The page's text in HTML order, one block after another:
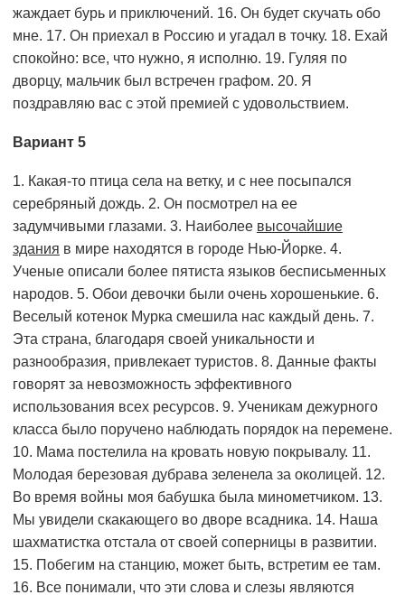
жаждает бурь и приключений. 16. Он будет скучать обо
мне. 17. Он приехал в Россию и угадал в точку. 18. Ехай
спокойно: все, что нужно, я исполню. 19. Гуляя по
дворцу, мальчик был встречен графом. 20. Я
поздравляю вас с этой премией с удовольствием.
Вариант 5
1. Какая-то птица села на ветку, и с нее посыпался
серебряный дождь. 2. Он посмотрел на ее
задумчивыми глазами. 3. Наиболее высочайшие
здания в мире находятся в городе Нью-Йорке. 4.
Ученые описали более пятиста языков бесписьменных
народов. 5. Обои девочки были очень хорошенькие. 6.
Веселый котенок Мурка смешила нас каждый день. 7.
Эта страна, благодаря своей уникальности и
разнообразия, привлекает туристов. 8. Данные факты
говорят за невозможность эффективного
использования всех ресурсов. 9. Ученикам дежурного
класса было поручено наблюдать порядок на перемене.
10. Мама постелила на кровать новую покрывалу. 11.
Молодая березовая дубрава зеленела за околицей. 12.
Во время войны моя бабушка была минометчиком. 13.
Мы увидели скакающего во дворе всадника. 14. Наша
шахматистка отстала от своей соперницы в развитии.
15. Побегим на станцию, может быть, встретим ее там.
16. Все понимали, что эти слова и слезы являются